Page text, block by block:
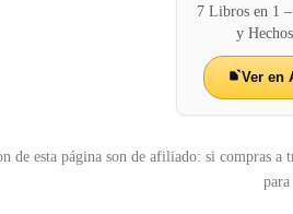
7 Libros en 1
y
Ver en
de esta página son de afiliado: si compras